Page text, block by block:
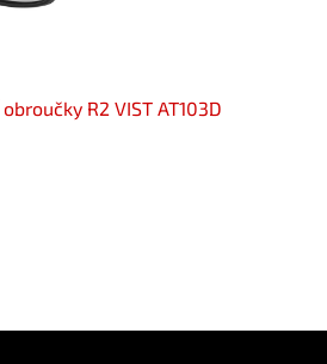
obroučky R2 VIST AT103D